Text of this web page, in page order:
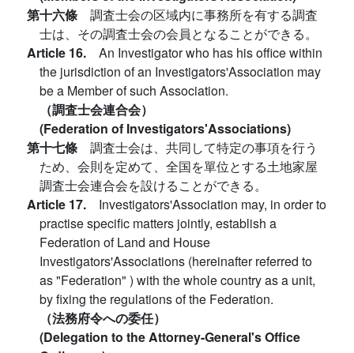
第十六條 調査士会の区域内に事務所を有する調査
士は、その調査士会の会員となることができる。
Article 16. An Investigator who has his office within
the jurisdiction of an Investigators'Association may
be a Member of such Association.
（調査士会連合会）
(Federation of Investigators'Associations)
第十七條 調査士会は、共同して特定の事項を行う
ため、会則を定めて、全国を單位とする土地家屋
調査士会連合会を設けることができる。
Article 17. Investigators'Association may, in order to
practise specific matters jointly, establish a
Federation of Land and House
Investigators'Associations (hereinafter referred to
as "Federation" ) with the whole country as a unit,
by fixing the regulations of the Federation.
（法務府令への委任）
(Delegation to the Attorney-General's Office